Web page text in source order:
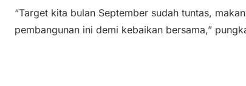
“Target kita bulan September sudah tuntas,
pembangunan ini demi kebaikan bersama,”